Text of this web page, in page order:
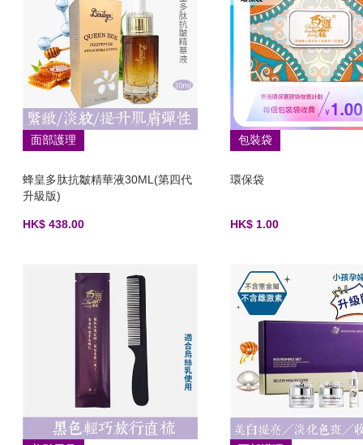
面部護理
蜂皇多肽抗皺精華液30ML(第四代
升級版)
HK$ 438.00
包裝袋
環保袋
HK$ 1.00